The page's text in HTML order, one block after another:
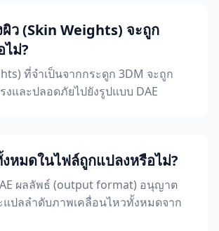
ว (Skin Weights) จะถูก
ไม่?
ที่จำเป็นจากกระดูก 3DM จะถูก
งและปลอดภัยไปยังรูปแบบ DAE
หมดในไฟล์ถูกแปลงหรือไม่?
ผลลัพธ์ (output format) อนุญาต
แปลลำดับภาพเคลื่อนไหวทั้งหมดจาก